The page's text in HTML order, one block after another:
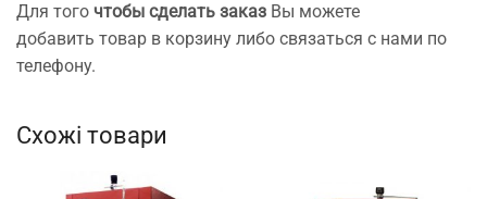
Для того чтобы сделать заказ Вы можете
добавить товар в корзину либо связаться с нами по
телефону.
Схожі товари